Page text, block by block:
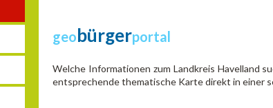
geobürgerportal
Welche Informationen zum Landkreis Havelland
entsprechende thematische Karte direkt in einer